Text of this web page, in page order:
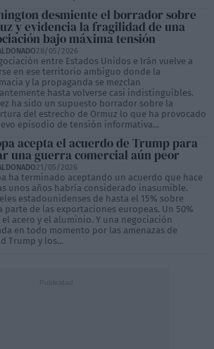
desmiente el borrador sobre
y evidencia la fragilidad de una
bajo máxima tensión
28/05/2026
entre Estados Unidos e Irán vuelve a
en ese territorio ambiguo donde la
y la propaganda se mezclan
hasta volverse casi indistinguibles.
ha sido un supuesto borrador sobre la
del estrecho de Ormuz lo que ha provocado
episodio de tensión informativa...
acepta el acuerdo de Trump para
una guerra comercial aún peor
21/05/2026
ha terminado aceptando un acuerdo que hace
unos años habría considerado inasumible.
estadounidenses de hasta el 15% sobre
parte de las exportaciones europeas. Un 50%
el acero y el aluminio. Y una negociación
en todo momento por las amenazas de
Trump y los...